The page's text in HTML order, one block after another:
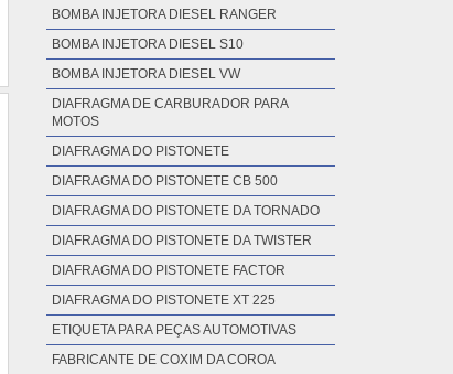
BOMBA INJETORA DIESEL RANGER
BOMBA INJETORA DIESEL S10
BOMBA INJETORA DIESEL VW
DIAFRAGMA DE CARBURADOR PARA
MOTOS
DIAFRAGMA DO PISTONETE
DIAFRAGMA DO PISTONETE CB 500
DIAFRAGMA DO PISTONETE DA TORNADO
DIAFRAGMA DO PISTONETE DA TWISTER
DIAFRAGMA DO PISTONETE FACTOR
DIAFRAGMA DO PISTONETE XT 225
ETIQUETA PARA PEÇAS AUTOMOTIVAS
FABRICANTE DE COXIM DA COROA